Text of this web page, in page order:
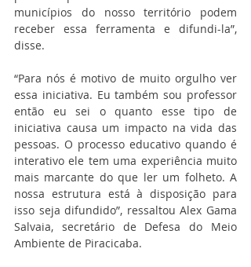
municípios do nosso território podem
receber essa ferramenta e difundi-la”,
disse.
“Para nós é motivo de muito orgulho ver
essa iniciativa. Eu também sou professor
então eu sei o quanto esse tipo de
iniciativa causa um impacto na vida das
pessoas. O processo educativo quando é
interativo ele tem uma experiência muito
mais marcante do que ler um folheto. A
nossa estrutura está à disposição para
isso seja difundido”, ressaltou Alex Gama
Salvaia, secretário de Defesa do Meio
Ambiente de Piracicaba.